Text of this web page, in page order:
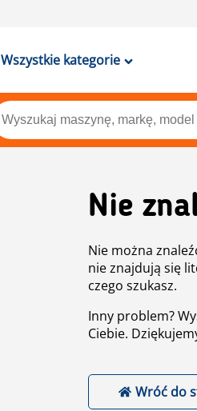
Wszystkie kategorie
Nie
Nie można
nie znajdują się
czego szukasz.
Inny problem?
Ciebie.
Wróć do